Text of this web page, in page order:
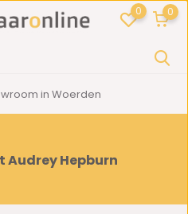
0 0
in Woerden
Hepburn